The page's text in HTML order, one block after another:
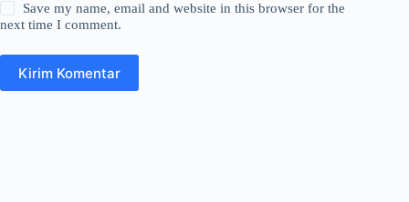
Save my name, email and website in this browser for the
next time I comment.
Kirim Komentar